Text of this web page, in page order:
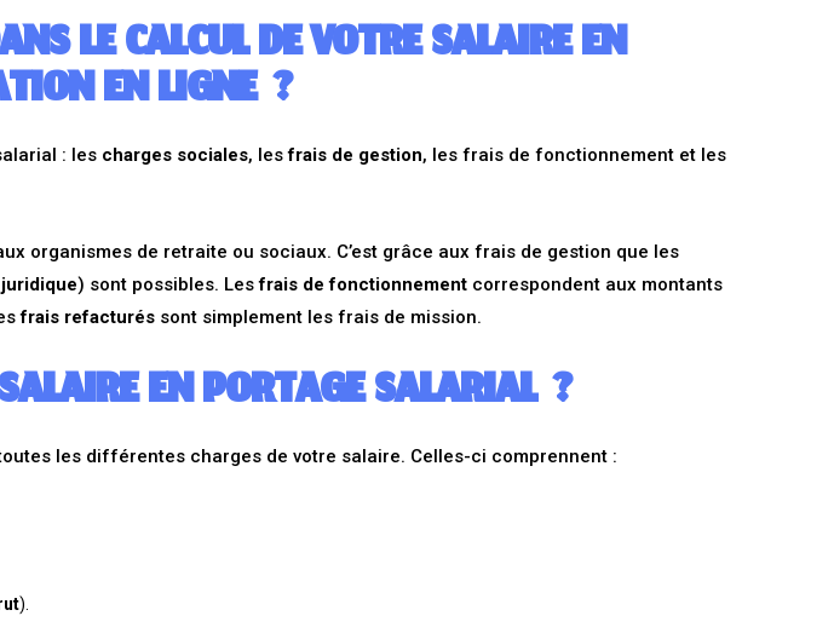
LE CALCUL DE VOTRE SALAIRE EN
EN LIGNE ?
: les charges sociales, lesfrais de gestion, les frais de fonctionnement et les
organismes de retraite ou sociaux. C’est grâce aux frais de gestion que les
) sont possibles. Lesfrais de fonctionnement correspondent aux montants
frais refacturés sont simplement les frais de mission.
EN PORTAGE SALARIAL ?
les différentes charges de votre salaire. Celles-ci comprennent :
).